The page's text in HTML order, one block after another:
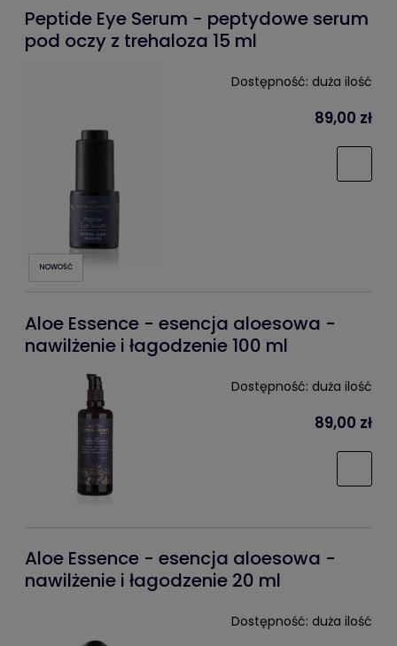
Peptide Eye Serum - peptydowe serum
pod oczy z trehaloza 15 ml
Dostępność: duża ilość
89,00 zł
NOWOŚĆ
Aloe Essence - esencja aloesowa -
nawilżenie i łagodzenie 100 ml
Dostępność: duża ilość
89,00 zł
Aloe Essence - esencja aloesowa -
nawilżenie i łagodzenie 20 ml
Dostępność: duża ilość